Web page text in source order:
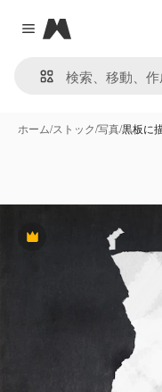
Close menu
Magnific
ホーム/ストック/写真/黒板に
Premium